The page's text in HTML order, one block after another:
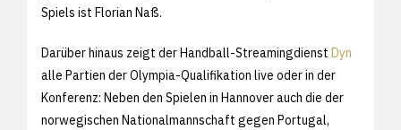
Spiels ist Florian Naß.
Darüber hinaus zeigt der Handball-Streamingdienst Dyn
alle Partien der Olympia-Qualifikation live oder in der
Konferenz: Neben den Spielen in Hannover auch die der
norwegischen Nationalmannschaft gegen Portugal,